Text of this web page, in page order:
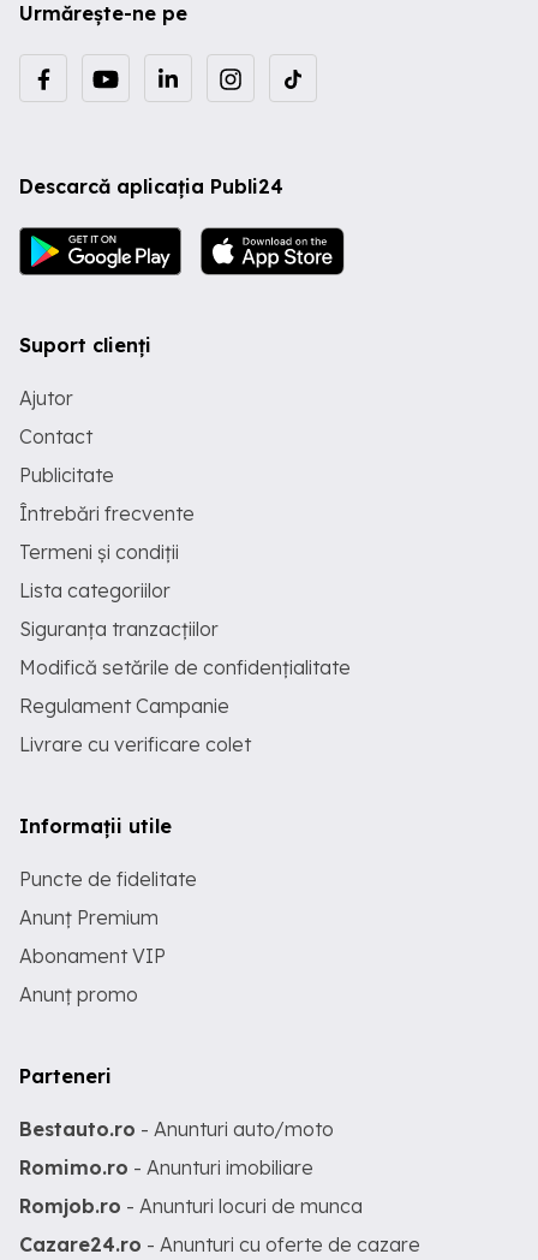
Urmărește-ne pe
Descarcă aplicația Publi24
Suport clienți
Ajutor
Contact
Publicitate
Întrebări frecvente
Termeni și condiții
Lista categoriilor
Siguranța tranzacțiilor
Modifică setările de confidențialitate
Regulament Campanie
Livrare cu verificare colet
Informații utile
Puncte de fidelitate
Anunț Premium
Abonament VIP
Anunț promo
Parteneri
Bestauto.ro - Anunturi auto/moto
Romimo.ro - Anunturi imobiliare
Romjob.ro - Anunturi locuri de munca
Cazare24.ro - Anunturi cu oferte de cazare